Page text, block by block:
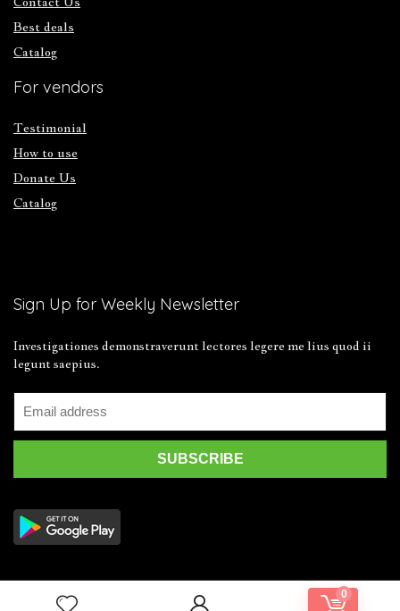
0
Best deals
Catalog
For vendors
Testimonial
How to use
Donate Us
Catalog
Sign Up for Weekly Newsletter
Investigationes demonstraverunt lectores legere me lius quod ii
legunt saepius.
2019 Wpsoul.com Design. All rights reserved.